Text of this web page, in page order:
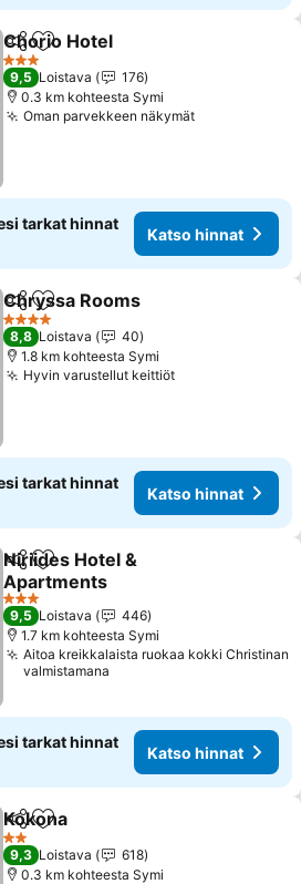
Jaa Lisää suosikkeihin
Chorio Hotel
3 Tähtiluokitus
9,5 Loistava
176
0.3 km kohteesta Symi
Oman parvekkeen näkymät
tarkat hinnat
Katso hinnat
Jaa Lisää suosikkeihin
Chryssa Rooms
4 Tähtiluokitus
8,8 Loistava
40
1.8 km kohteesta Symi
Hyvin varustellut keittiöt
tarkat hinnat
Katso hinnat
Jaa Lisää suosikkeihin
Niriides Hotel &
Apartments
3 Tähtiluokitus
9,5 Loistava
446
1.7 km kohteesta Symi
Aitoa kreikkalaista ruokaa kokki Christinan
valmistamana
tarkat hinnat
Katso hinnat
Jaa Lisää suosikkeihin
Kokona
2 Tähtiluokitus
9,3 Loistava
618
0.3 km kohteesta Symi